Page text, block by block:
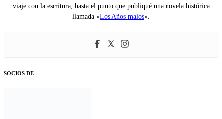
viaje con la escritura, hasta el punto que publiqué una novela histórica
llamada «Los Años malos«.
SOCIOS DE